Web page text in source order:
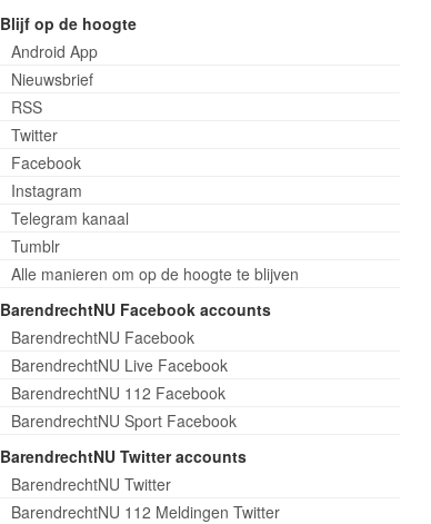
Blijf op de hoogte
Android App
Nieuwsbrief
RSS
Twitter
Facebook
Instagram
Telegram kanaal
Tumblr
Alle manieren om op de hoogte te blijven
BarendrechtNU Facebook accounts
BarendrechtNU Facebook
BarendrechtNU Live Facebook
BarendrechtNU 112 Facebook
BarendrechtNU Sport Facebook
BarendrechtNU Twitter accounts
BarendrechtNU Twitter
BarendrechtNU 112 Meldingen Twitter